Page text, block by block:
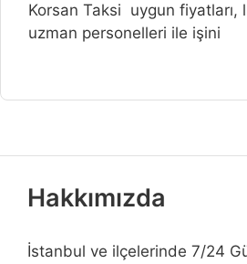
Korsan Taksi uygun fiyatları,
uzman personelleri ile işini
Hakkımızda
İstanbul ve ilçelerinde 7/24